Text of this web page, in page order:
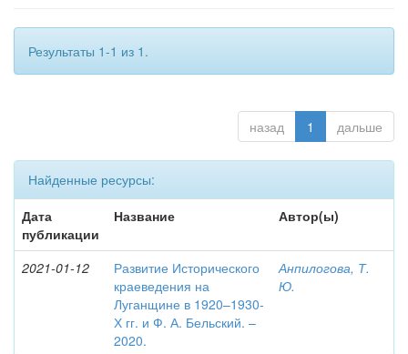
Результаты 1-1 из 1.
назад 1 дальше
Найденные ресурсы:
Дата
публикации
Название Автор(ы)
2021-01-12
Развитие Исторического
краеведения на
Луганщине в 1920–1930-
Х гг. и Ф. А. Бельский. –
2020.
Анпилогова, Т.
Ю.